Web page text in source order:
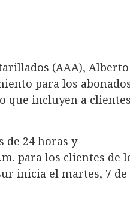
(AAA), Alberto
para los
que incluyen a clientes
de 24 horas y
para los clientes de
inicia el martes, 7 de